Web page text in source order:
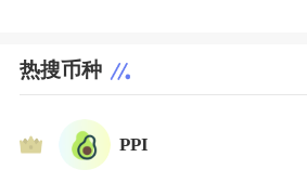
热搜币种
1 PPI